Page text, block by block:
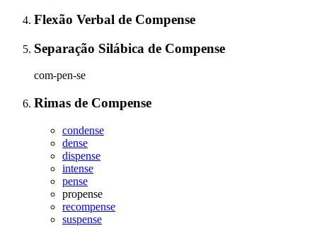
Flexão Verbal de Compense
Separação Silábica de Compense
com-pen-se
Rimas de Compense
condense
dense
dispense
intense
pense
propense
recompense
suspense